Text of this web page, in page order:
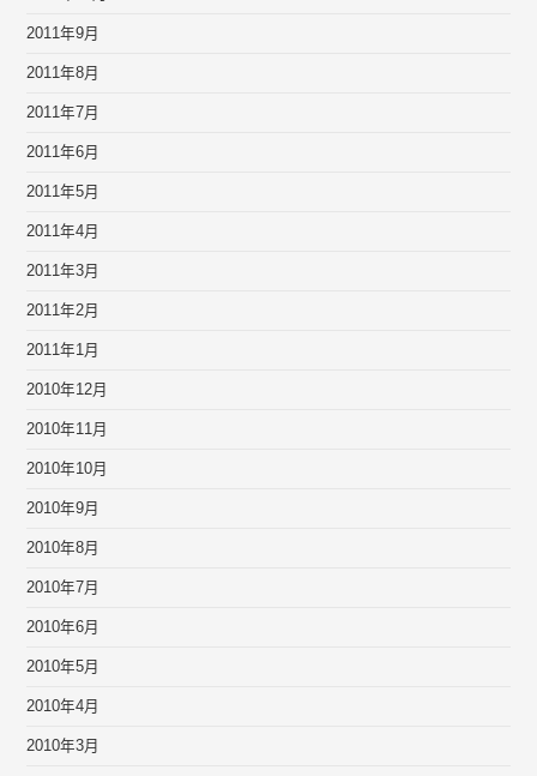
2011年9月
2011年8月
2011年7月
2011年6月
2011年5月
2011年4月
2011年3月
2011年2月
2011年1月
2010年12月
2010年11月
2010年10月
2010年9月
2010年8月
2010年7月
2010年6月
2010年5月
2010年4月
2010年3月